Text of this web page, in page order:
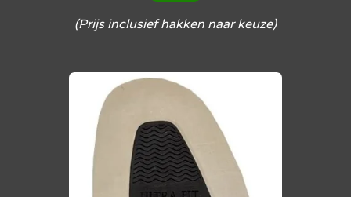
(Prijs inclusief hakken naar keuze)